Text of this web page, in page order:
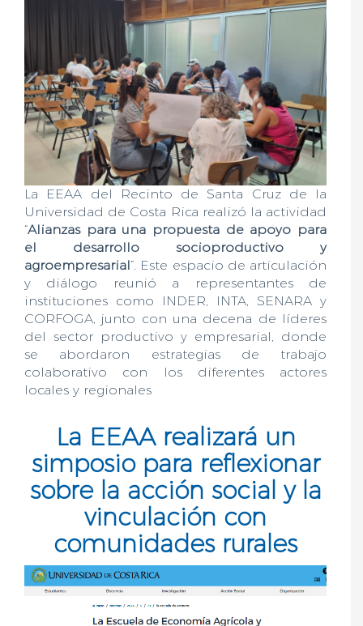
La EEAA del Recinto de Santa Cruz de la
Universidad de Costa Rica realizó la actividad
“Alianzas para una propuesta de apoyo para
el desarrollo socioproductivo y
agroempresarial”. Este espacio de articulación
y diálogo reunió a representantes de
instituciones como INDER, INTA, SENARA y
CORFOGA, junto con una decena de líderes
del sector productivo y empresarial, donde
se abordaron estrategias de trabajo
colaborativo con los diferentes actores
locales y regionales
La EEAA realizará un
simposio para reflexionar
sobre la acción social y la
vinculación con
comunidades rurales